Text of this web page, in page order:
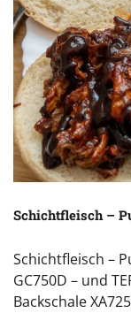
Schichtfleisch –
Schichtfleisch –
GC750D – und
Backschale